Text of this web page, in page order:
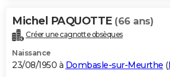
Michel PAQUOTTE (66 ans)
Créer une cagnotte obsèques
Naissance
23/08/1950 à Dombasle-sur-Meurthe (